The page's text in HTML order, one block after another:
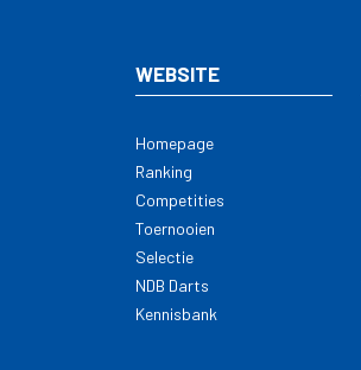
WEBSITE
Homepage
Ranking
Competities
Toernooien
Selectie
NDB Darts
Kennisbank